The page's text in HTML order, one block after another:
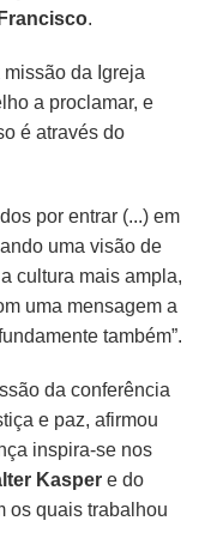
.
da Igreja
a proclamar, e
é através do
por entrar (...) em
uma visão de
cultura mais ampla,
uma mensagem a
também”.
da conferência
e paz, afirmou
inspira-se nos
Kasper e do
os quais trabalhou